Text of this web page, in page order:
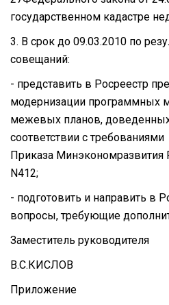
государственном кадастре
3. В срок до 09.03.2010 по
совещаний:
- представить в Росреестр
модернизации программных
межевых планов,
соответствии с требованиями
Приказа Минэкономразвития
N412;
- подготовить и направить в
вопросы, требующие
Заместитель руководителя
В.С.КИСЛОВ
Приложение